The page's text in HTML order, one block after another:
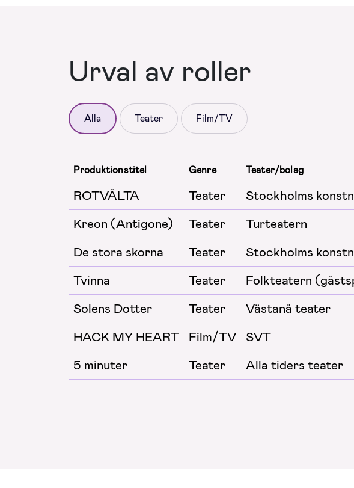
Urval av roller
Alla Teater Film/TV
Produktionstitel Genre Teater/bolag
ROTVÄLTA Teater Stockholms
Kreon (Antigone)
Teater Turteatern
De stora skorna
Teater Stockholms
Tvinna
Teater Folkteatern
Solens Dotter
Teater Västanå teater
HACK MY HEART
Film/TV SVT
5 minuter
Teater Alla tiders teater